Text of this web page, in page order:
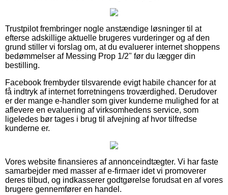
Trustpilot frembringer nogle anstændige løsninger til at
efterse adskillige aktuelle brugeres vurderinger og af den
grund stiller vi forslag om, at du evaluerer internet shoppens
bedømmelser af Messing Prop 1/2" før du lægger din
bestilling.
Facebook frembyder tilsvarende evigt habile chancer for at
få indtryk af internet forretningens troværdighed. Derudover
er der mange e-handler som giver kunderne mulighed for at
aflevere en evaluering af virksomhedens service, som
ligeledes bør tages i brug til afvejning af hvor tilfredse
kunderne er.
Vores website finansieres af annonceindtægter. Vi har faste
samarbejder med masser af e-firmaer idet vi promoverer
deres tilbud, og indkasserer godtgørelse forudsat en af vores
brugere gennemfører en handel.